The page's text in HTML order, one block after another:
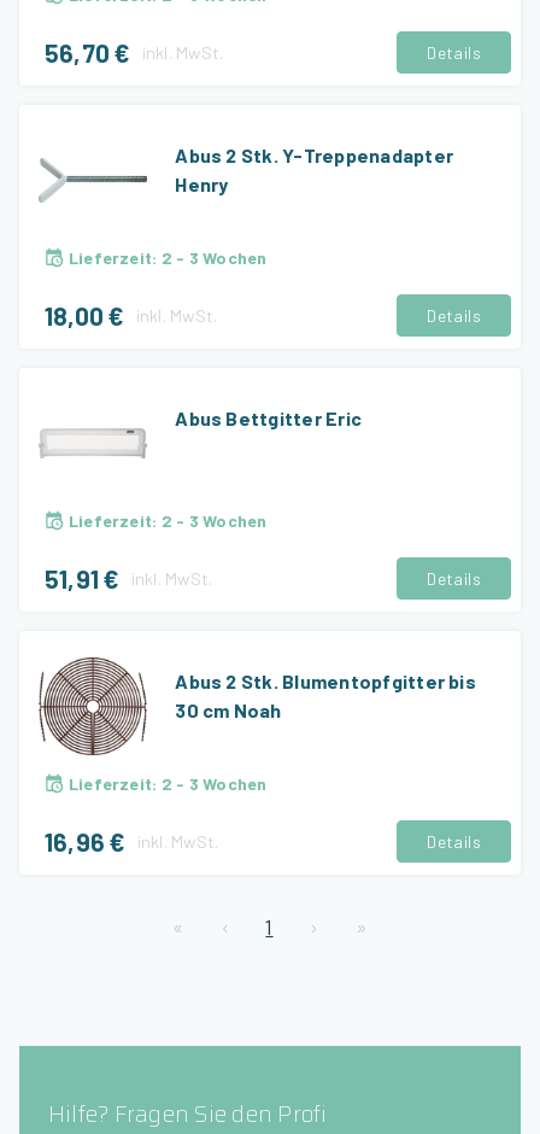
56,70 € inkl. MwSt. Details
Abus 2 Stk. Y-Treppenadapter
Henry
Lieferzeit: 2 - 3 Wochen
18,00 € inkl. MwSt. Details
Abus Bettgitter Eric
Lieferzeit: 2 - 3 Wochen
51,91 € inkl. MwSt. Details
Abus 2 Stk. Blumentopfgitter bis
30 cm Noah
Lieferzeit: 2 - 3 Wochen
16,96 € inkl. MwSt. Details
« ‹ 1 › »
Hilfe? Fragen Sie den Profi